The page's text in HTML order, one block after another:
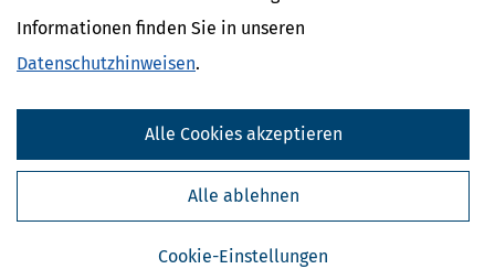
Informationen finden Sie in unseren
Datenschutzhinweisen.
Cookie-Einstellungen
Alle ablehnen
Alle Cookies akzeptieren
reinen Elektroautos ihre Treibhausgasminderungsquote (
an quotenpflichtige Unternehmen verkaufen. Dafür gibt es je nach
Anbieter und Marktlage eine jährliche Prämie von etwa 250 bis 450
Euro pro Jahr.
Rechenbeispiel zu E-Auto-Kaufprämie
Ein Ehepaar lebt in einer mittelgroßen Stadt, hat zwei Kinder im
von 8 und 12 Jahren und ein gemeinsames zu versteuerndes
Haushaltseinkommen von durchschnittlich 52.000 Euro. Im März
kauft die Familie ein reines Elektroauto.
Die Förderung berechnet sich wie folgt: